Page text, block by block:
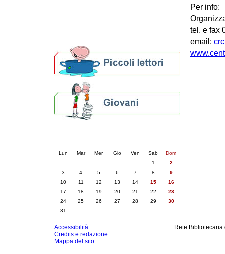
Per info:
tel. e fax
email:
Lun Mar Mer Gio Ven Sab
Dom
1
2
3
4 5 6 7 8
9
10
11 12 13 14 15
16
17
18 19 20 21 22
23
24
25 26 27 28 29
30
31
Accessibilità
Credits e redazione
Mappa del sito
Rete